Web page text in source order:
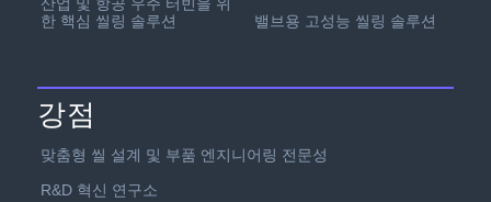
한 핵심 씰링 솔루션
밸브용 고성능 씰링 솔루션
강점
맞춤형 씰 설계 및 부품 엔지니어링 전문성
R&D 혁신 연구소